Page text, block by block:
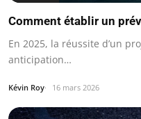
Comment établir un
En 2025, la réussite d’un
anticipation…
Kévin Roy 16 mars 2026